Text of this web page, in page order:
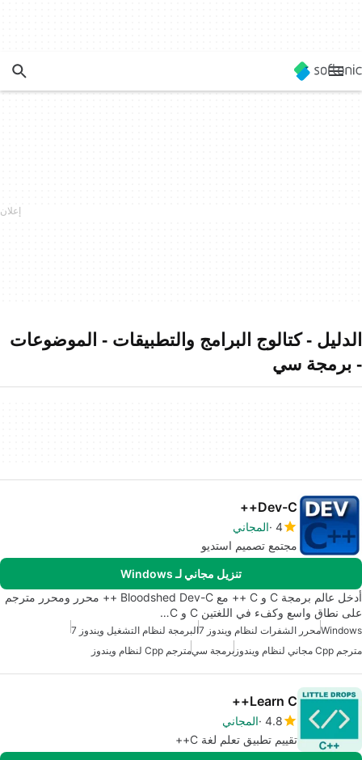
الدليل - كتالوج البرامج والتطبيقات - الموضوعات
- برمجة سي
Dev-C++
4 المجاني
مجتمع تصميم استديو
تنزيل مجاني لـ Windows
أدخل عالم برمجة C و C ++ مع Bloodshed Dev-C ++ محرر ومحرر مترجم
على نطاق واسع وكفء في اللغتين C و C…
Windowsمحرر الشفرات لنظام ويندوز 7
البرمجة لنظام التشغيل ويندوز 7
مترجم Cpp مجاني لنظام ويندوز
برمجة سيمترجم Cpp لنظام ويندوز
Learn C++
4.8 المجاني
تقييم تطبيق تعلم لغة C++